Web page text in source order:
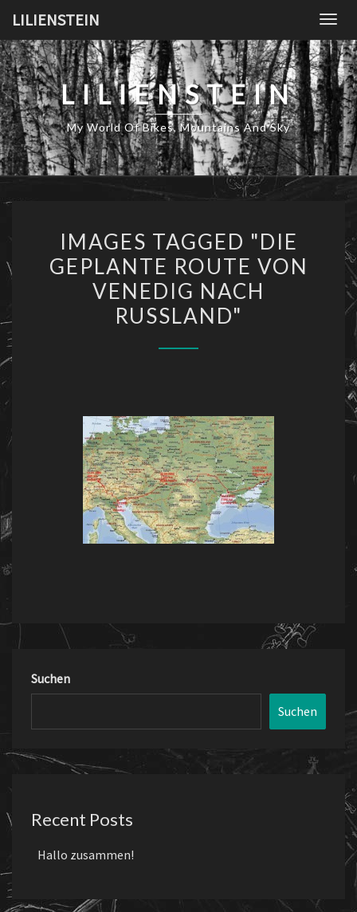
content
LILIENSTEIN
LILIENSTEIN
My World Of Bikes, Mountains And Sky
TAGGED
"DIE
GEPLANTE
ROUTE
VENEDIG
IMAGES TAGGED "DIE
GEPLANTE ROUTE VON
VENEDIG NACH
RUSSLAND"
Suchen
Suchen
Recent Posts
Hallo zusammen!